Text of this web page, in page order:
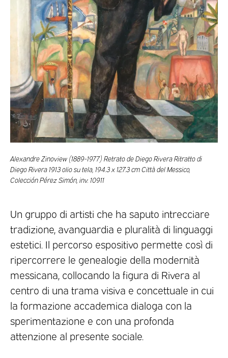
Alexandre Zinoview (1889-1977) Retrato de Diego Rivera Ritratto di
Diego Rivera 1913 olio su tela, 194.3 x 127.3 cm Città del Messico,
Colección Pérez Simón, inv. 10911
Un gruppo di artisti che ha saputo intrecciare
tradizione, avanguardia e pluralità di linguaggi
estetici. Il percorso espositivo permette così di
ripercorrere le genealogie della modernità
messicana, collocando la figura di Rivera al
centro di una trama visiva e concettuale in cui
la formazione accademica dialoga con la
sperimentazione e con una profonda
attenzione al presente sociale.